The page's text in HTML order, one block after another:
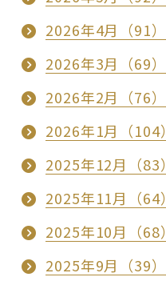
2026年4月（91）
2026年3月（69）
2026年2月（76）
2026年1月（104）
2025年12月（83）
2025年11月（64）
2025年10月（68）
2025年9月（39）